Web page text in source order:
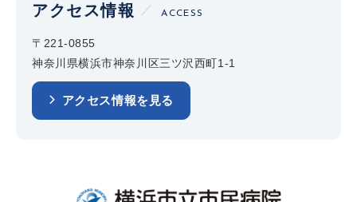
アクセス情報 ACCESS
〒221-0855
神奈川県横浜市神奈川区三ツ沢西町1-1
アクセス情報を見る